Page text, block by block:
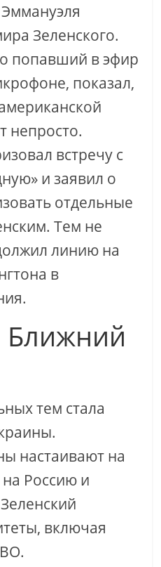
Зеленского.
попавший в эфир
показал,
непросто.
встречу с
и заявил о
отдельные
Тем не
линию на
в
Ближний
тем стала
настаивают на
Россию и
включая